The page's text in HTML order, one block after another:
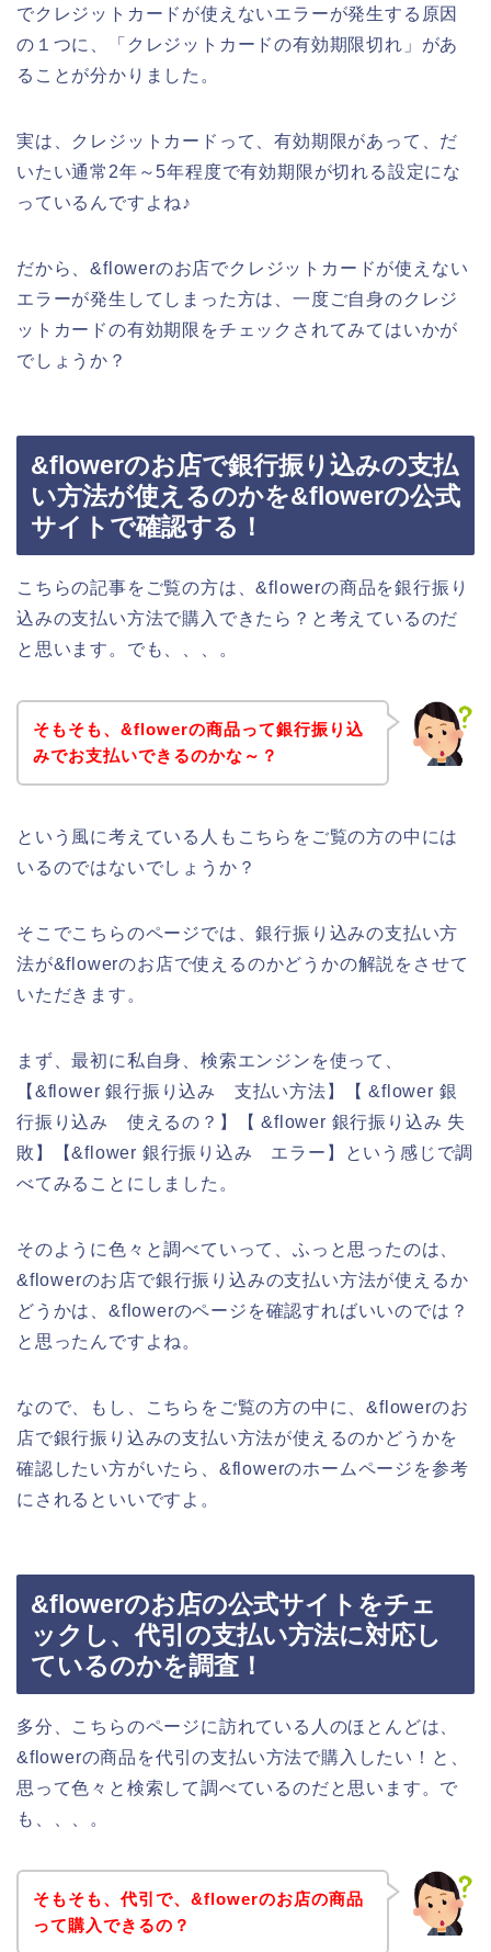
でクレジットカードが使えないエラーが発生する原因
の１つに、「クレジットカードの有効期限切れ」があ
ることが分かりました。
実は、クレジットカードって、有効期限があって、だ
いたい通常2年～5年程度で有効期限が切れる設定にな
っているんですよね♪
だから、&flowerのお店でクレジットカードが使えない
エラーが発生してしまった方は、一度ご自身のクレジ
ットカードの有効期限をチェックされてみてはいかが
でしょうか？
&flowerのお店で銀行振り込みの支払
い方法が使えるのかを&flowerの公式
サイトで確認する！
こちらの記事をご覧の方は、&flowerの商品を銀行振り
込みの支払い方法で購入できたら？と考えているのだ
と思います。でも、、、。
そもそも、&flowerの商品って銀行振り込
みでお支払いできるのかな～？
という風に考えている人もこちらをご覧の方の中には
いるのではないでしょうか？
そこでこちらのページでは、銀行振り込みの支払い方
法が&flowerのお店で使えるのかどうかの解説をさせて
いただきます。
まず、最初に私自身、検索エンジンを使って、
【&flower 銀行振り込み 支払い方法】【 &flower 銀
行振り込み 使えるの？】【 &flower 銀行振り込み 失
敗】【&flower 銀行振り込み エラー】という感じで調
べてみることにしました。
そのように色々と調べていって、ふっと思ったのは、
&flowerのお店で銀行振り込みの支払い方法が使えるか
どうかは、&flowerのページを確認すればいいのでは？
と思ったんですよね。
なので、もし、こちらをご覧の方の中に、&flowerのお
店で銀行振り込みの支払い方法が使えるのかどうかを
確認したい方がいたら、&flowerのホームページを参考
にされるといいですよ。
&flowerのお店の公式サイトをチェ
ックし、代引の支払い方法に対応し
ているのかを調査！
多分、こちらのページに訪れている人のほとんどは、
&flowerの商品を代引の支払い方法で購入したい！と、
思って色々と検索して調べているのだと思います。で
も、、、。
そもそも、代引で、&flowerのお店の商品
って購入できるの？